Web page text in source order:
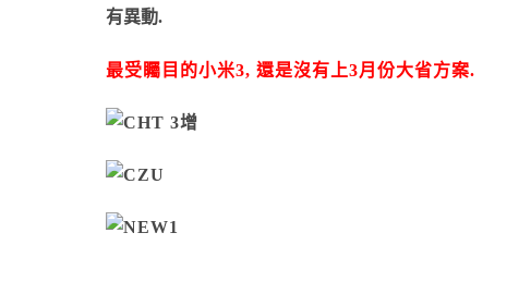
有異動.
最受矚目的小米3, 還是沒有上3月份大省方案.